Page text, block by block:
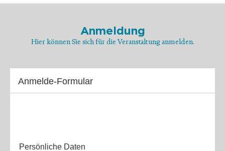
Anmeldung
Hier können Sie sich für die Veranstaltung anmelden.